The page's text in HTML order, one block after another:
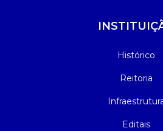
Histórico
Reitoria
Editais